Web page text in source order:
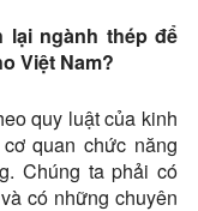
lại ngành thép để
Việt Nam?
quy luật của kinh
quan chức năng
Chúng ta phải có
có những chuyên